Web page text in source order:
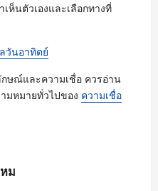
ห็นตัวเองและเลือกทางที่
วันอาทิตย์
ษณ์และความเชื่อ ควรอ่าน
มหมายทั่วไปของ ความเชื่อ
ม